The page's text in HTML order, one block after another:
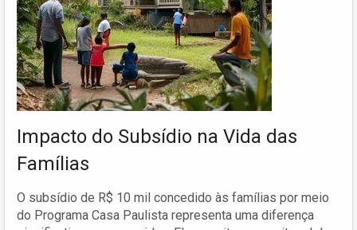
Impacto do Subsídio na Vida das
Famílias
O subsídio de R$ 10 mil concedido às famílias por meio
do Programa Casa Paulista representa uma diferença